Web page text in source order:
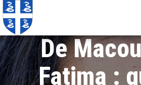
De
Fatima :